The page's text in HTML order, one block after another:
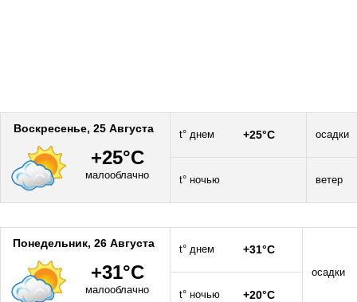
Воскресенье, 25 Августа
+25°C
малооблачно
t° днем +25°C осадки
t° ночью ветер
Понедельник, 26 Августа
+31°C
малооблачно
t° днем +31°C
осадки
t° ночью
+20°C